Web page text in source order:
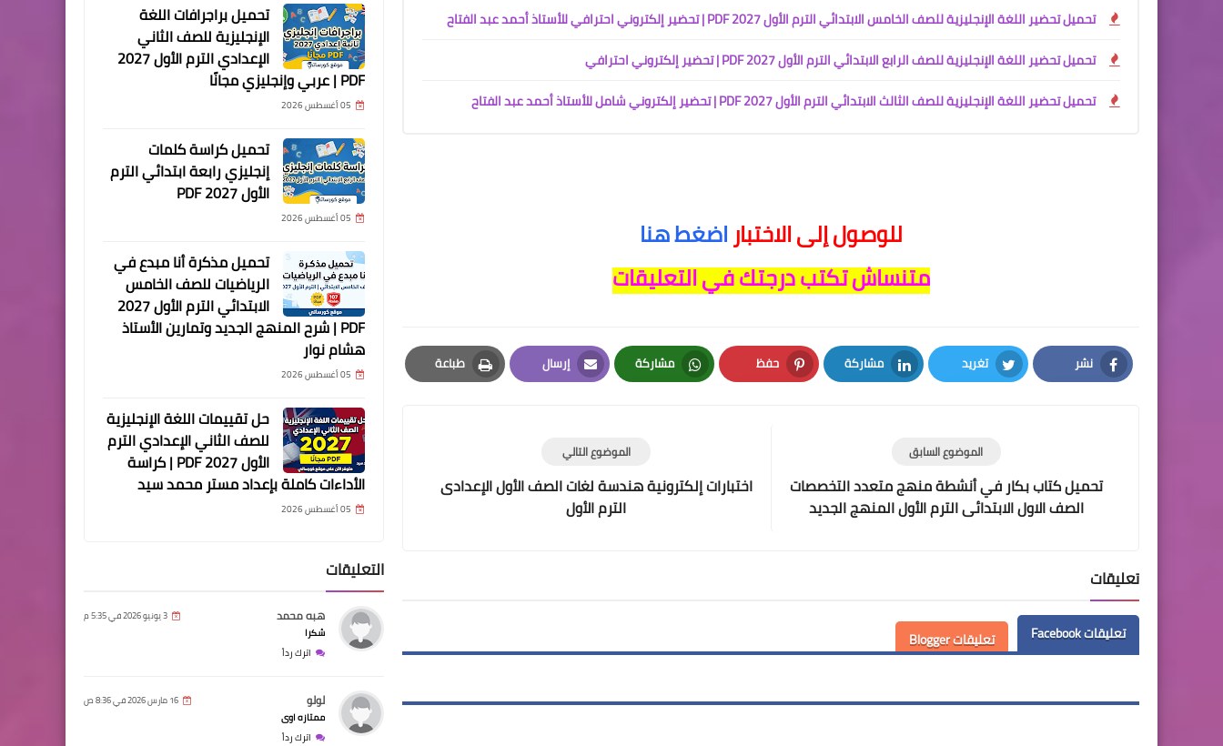
تحميل تحضير اللغة الإنجليزية للصف الخامس الابتدائي الترم الأول 2027 PDF | تحضير إلكتروني احترافي للأستاذ أحمد عبد الفتاح
تحميل تحضير اللغة الإنجليزية للصف الرابع الابتدائي الترم الأول 2027 PDF | تحضير إلكتروني احترافي
تحميل تحضير اللغة الإنجليزية للصف الثالث الابتدائي الترم الأول 2027 PDF | تحضير إلكتروني شامل للأستاذ أحمد عبد الفتاح
للوصول إلى الاختباراضغط هنا
متنساش تكتب درجتك في التعليقات
نشر
Facebook
تغريد
Twitter
مشاركة
LinkedIn
حفظ
Pinterest
مشاركة
Whatsapp
إرسال
Email
طباعة
Print
الموضوع التالي
اختبارات إلكترونية هندسة لغات الصف الأول الإعدادى
الترم الأول
الموضوع السابق
تحميل كتاب بكار في أنشطة منهج متعدد التخصصات
الصف الاول الابتدائى الترم الأول المنهج الجديد
تعليقات
تعليقات Facebook تعليقات Blogger
تحميل براجرافات اللغة
الإنجليزية للصف الثاني
الإعدادي الترم الأول 2027
PDF | عربي وإنجليزي مجانًا
05 أغسطس 2026
تحميل كراسة كلمات
إنجليزي رابعة ابتدائي الترم
الأول 2027 PDF
05 أغسطس 2026
تحميل مذكرة أنا مبدع في
الرياضيات للصف الخامس
الابتدائي الترم الأول 2027
PDF | شرح المنهج الجديد وتمارين الأستاذ
هشام نوار
05 أغسطس 2026
حل تقييمات اللغة الإنجليزية
للصف الثاني الإعدادي الترم
الأول 2027 PDF | كراسة
الأداءات كاملة بإعداد مستر محمد سيد
05 أغسطس 2026
التعليقات
هبه محمد 3 يونيو 2026 في 5:35 م
شكرا
اترك رداً
لولو 16 مارس 2026 في 8:36 ص
ممتازه اوى
اترك رداً